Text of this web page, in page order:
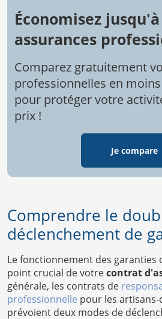
Économisez
assurances
Comparez gratuitement
professionnelles en
pour protéger votre
prix !
Je compare
Comprendre le
déclenchement de
Le fonctionnement des garanties
point crucial de votrecontrat
générale, les contrats de
professionnelle pour les
prévoient deux modes de